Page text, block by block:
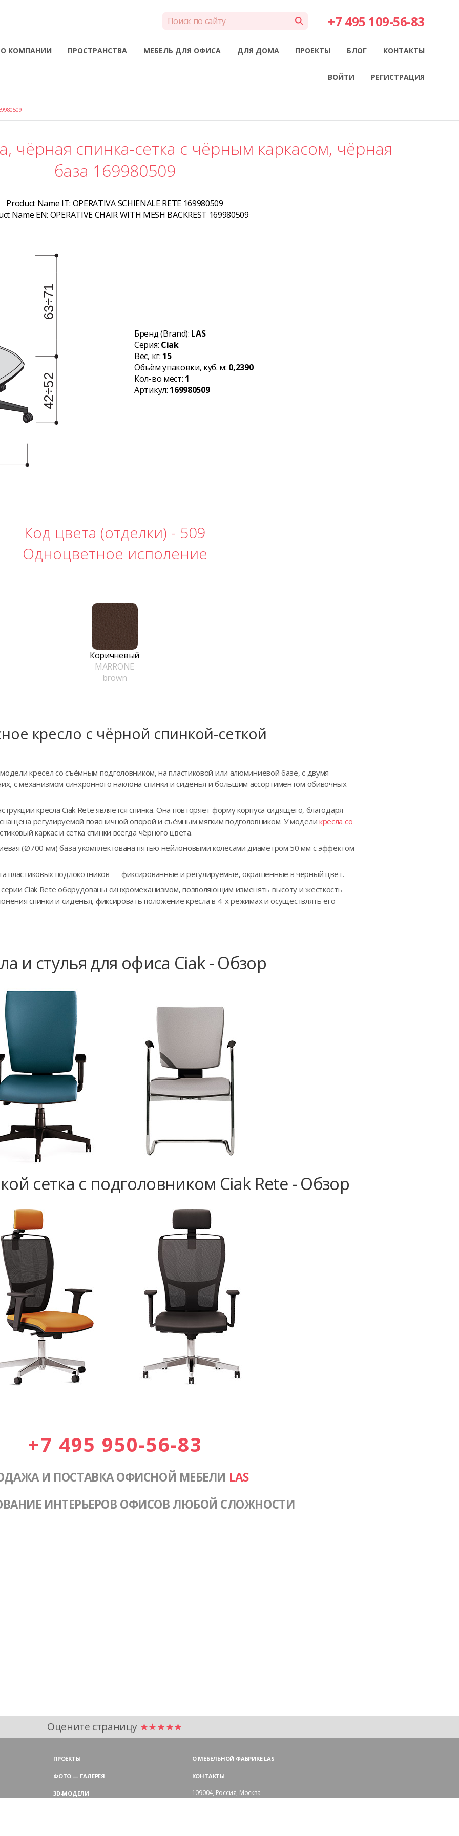
+7 495 109-56-83
О КОМПАНИИ ПРОСТРАНСТВА МЕБЕЛЬ ДЛЯ ОФИСА ДЛЯ ДОМА ПРОЕКТЫ БЛОГ КОНТАКТЫ
ВОЙТИ РЕГИСТРАЦИЯ
чёрная спинка-сетка с чёрным каркасом, чёрная
база 169980509
Product Name IT: OPERATIVA SCHIENALE RETE 169980509
Name EN: OPERATIVE CHAIR WITH MESH BACKREST 169980509
Бренд (Brand): LAS
Серия: Ciak
Вес, кг: 15
Объём упаковки, куб. м: 0,2390
Кол-во мест: 1
Артикул: 169980509
Код цвета (отделки) - 509
Одноцветное исполение
Коричневый
MARRONE
brown
кресло с чёрной спинкой-сеткой
кресел со съёмным подголовником, на пластиковой или алюминиевой базе, с двумя
с механизмом синхронного наклона спинки и сиденья и большим ассортиментом обивочных
кресла Ciak Rete является спинка. Она повторяет форму корпуса сидящего, благодаря
регулируемой поясничной опорой и съёмным мягким подголовником. У модели кресла со
каркас и сетка спинки всегда чёрного цвета.
(Ø700 мм) база укомплектована пятью нейлоновыми колёсами диаметром 50 мм с эффектом
пластиковых подлокотников — фиксированные и регулируемые, окрашенные в чёрный цвет.
Ciak Rete оборудованы синхромеханизмом, позволяющим изменять высоту и жесткость
спинки и сиденья, фиксировать положение кресла в 4-х режимах и осуществлять его
и стулья для офиса Ciak - Обзор
сетка с подголовником Ciak Rete - Обзор
+7 495 950-56-83
И ПОСТАВКА ОФИСНОЙ МЕБЕЛИ LAS
ИНТЕРЬЕРОВ ОФИСОВ ЛЮБОЙ СЛОЖНОСТИ
Оцените страницу ★★★★★
ПРОЕКТЫ
ФОТО — ГАЛЕРЕЯ
3D-МОДЕЛИ
О МЕБЕЛЬНОЙ ФАБРИКЕ LAS
КОНТАКТЫ
109004, Россия, Москва